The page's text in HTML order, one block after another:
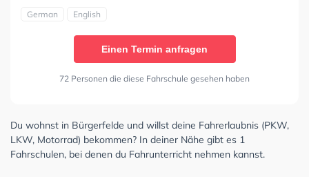
German English
Einen Termin anfragen
72 Personen die diese Fahrschule gesehen haben
Du wohnst in Bürgerfelde und willst deine Fahrerlaubnis (PKW,
LKW, Motorrad) bekommen? In deiner Nähe gibt es 1
Fahrschulen, bei denen du Fahrunterricht nehmen kannst.